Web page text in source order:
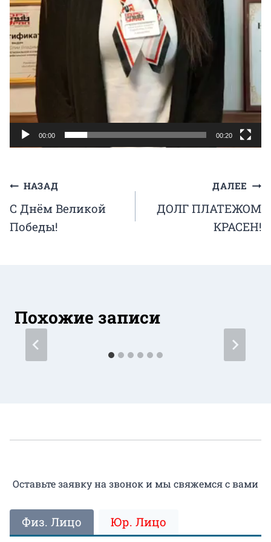
00:00 00:20
Навигация
по
записям
НАЗАД
С Днём Великой
Победы!
ДАЛЕЕ
ДОЛГ ПЛАТЕЖОМ
КРАСЕН!
Похожие записи
Оставьте заявку на звонок и мы свяжемся с вами
Физ. Лицо Юр. Лицо